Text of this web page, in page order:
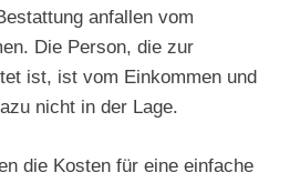
anfallen vom
Die Person, die zur
ist, ist vom Einkommen und
nicht in der Lage.
die Kosten für eine einfache